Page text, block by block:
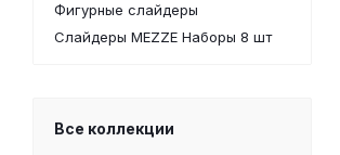
Фигурные слайдеры
Слайдеры MEZZE Наборы 8 шт
Все коллекции